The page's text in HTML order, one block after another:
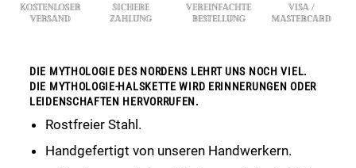
DIE MYTHOLOGIE DES NORDENS LEHRT UNS NOCH VIEL.
DIE MYTHOLOGIE-HALSKETTE WIRD ERINNERUNGEN ODER
LEIDENSCHAFTEN HERVORRUFEN.
Rostfreier Stahl.
Handgefertigt von unseren Handwerkern.